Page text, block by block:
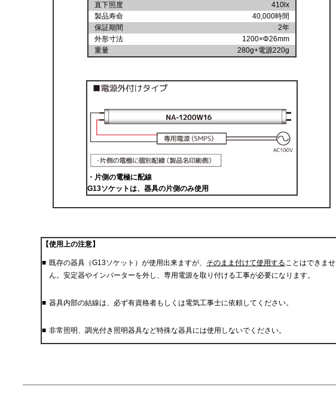
直下照度
410lx
製品寿命
40,000時間
保証期間
2年
外形寸法
1200×Φ26mm
重量
280g+電源220g
・ 片側の電極に配線
G13ソケットは、器具の片側のみ使用
【使用上の注意】
■ 既存の器具（G13ソケット）が使用出来ますが、 そのまま付けて使用することはできませ
ん。安定器やインバーターを外し、専用電源を取り付ける工事が必要になります。
■ 器具内部の結線は、必ず有資格者もしくは電気工事士に依頼してください。
■ 非常照明、調光付き照明器具など特殊な器具には使用しないでください。